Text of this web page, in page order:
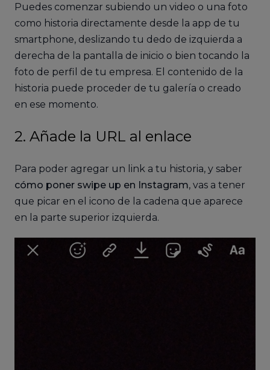
Puedes comenzar subiendo un video o una foto
como historia directamente desde la app de tu
smartphone, deslizando tu dedo de izquierda a
derecha de la pantalla de inicio o bien tocando la
foto de perfil de tu empresa. El contenido de la
historia puede proceder de tu galería o creado
en ese momento.
2. Añade la URL al enlace
Para poder agregar un link a tu historia, y saber
cómo poner swipe up en Instagram, vas a tener
que picar en el icono de la cadena que aparece
en la parte superior izquierda.